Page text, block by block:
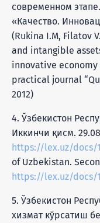
современном
«Качество.
(Rukina I.M, Filatov
and intangible
innovative
practical journal
2012)
4. Ўзбекистон
Иккинчи қисм.
https://lex.uz/docs/
of Uzbekistan.
https://lex.uz/docs/
5. Ўзбекистон
хизмат кўрсатиш